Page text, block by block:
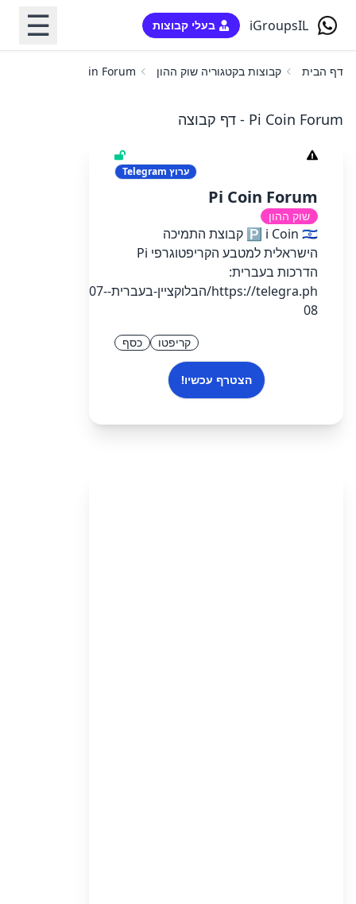
iGroupsIL בעלי קבוצות ☰
דף הבית קבוצות בקטגוריה שוק ההון Pi Coin Forum
Pi Coin Forum - דף קבוצה
ערוץ
Pi Coin Forum
שוק ההון
🅿️ ℹ️ Coin 🇮🇱 קבוצת התמיכה
הישראלית למטבע הקריפטוגרפי Pi
הדרכות בעברית:
https://telegra.ph/הבלוקציין-בעברית-07-
08
קריפטו כסף
הצטרף עכשיו!